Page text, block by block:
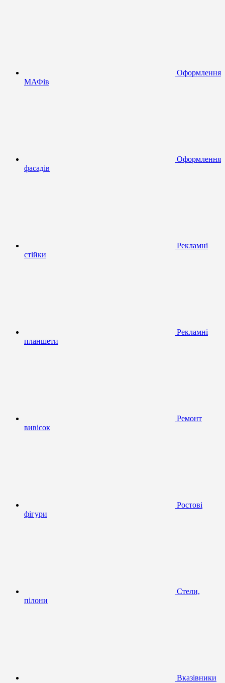
Оформлення
МАФів
Оформлення
фасадів
Рекламні
стійки
Рекламні
планшети
Ремонт
вивісок
Ростові
фігури
Стели,
пілони
Вказівники